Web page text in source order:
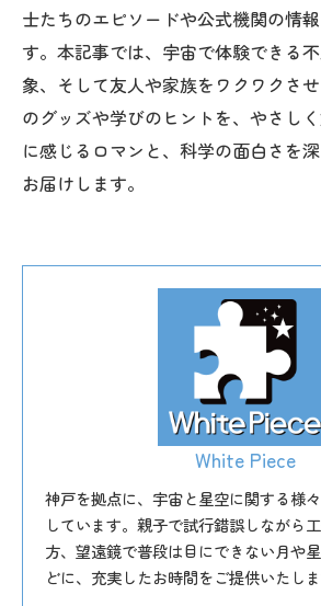
士たちのエピソードや公式機関の情
す。本記事では、宇宙で体験できる
象、そして友人や家族をワクワクさ
のグッズや学びのヒントを、やさし
に感じるロマンと、科学の面白さを
お届けします。
White Piece
神戸を拠点に、宇宙と星空に関する様
しています。親子で試行錯誤しながら
方、望遠鏡で普段は目にできない月や
どに、充実したお時間をご提供いたしま